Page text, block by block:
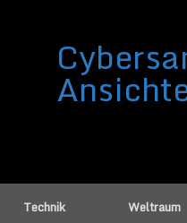
Technik Weltraum